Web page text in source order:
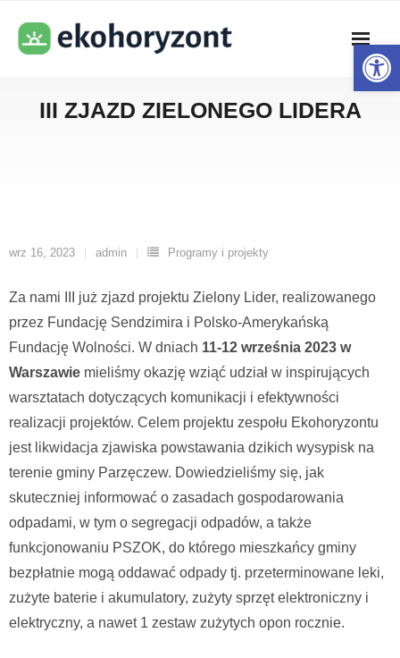
Open toolbar
III ZJAZD ZIELONEGO LIDERA
wrz 16, 2023 admin Programy i projekty
Za nami III już zjazd projektu Zielony Lider, realizowanego
przez Fundację Sendzimira i Polsko-Amerykańską
Fundację Wolności. W dniach 11-12 września 2023 w
Warszawie mieliśmy okazję wziąć udział w inspirujących
warsztatach dotyczących komunikacji i efektywności
realizacji projektów. Celem projektu zespołu Ekohoryzontu
jest likwidacja zjawiska powstawania dzikich wysypisk na
terenie gminy Parzęczew. Dowiedzieliśmy się, jak
skuteczniej informować o zasadach gospodarowania
odpadami, w tym o segregacji odpadów, a także
funkcjonowaniu PSZOK, do którego mieszkańcy gminy
bezpłatnie mogą oddawać odpady tj. przeterminowane leki,
zużyte baterie i akumulatory, zużyty sprzęt elektroniczny i
elektryczny, a nawet 1 zestaw zużytych opon rocznie.